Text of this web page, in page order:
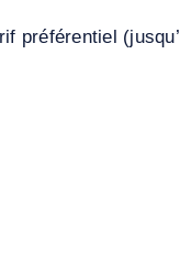
préférentiel